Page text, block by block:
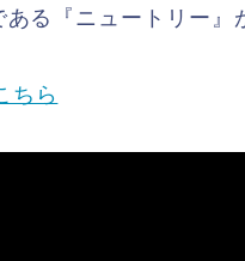
る『ニュートリー』
ちら